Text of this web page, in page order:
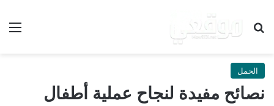
بحث عن
الحمل
نصائح مفيدة لنجاح عملية أطفال